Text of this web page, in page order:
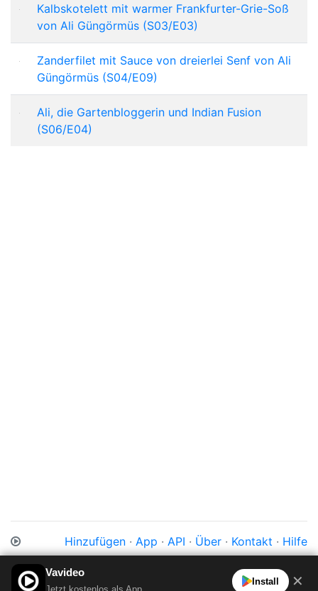
Kalbskotelett mit warmer Frankfurter-Grie-Soß
von Ali Güngörmüs (S03/E03)
Zanderfilet mit Sauce von dreierlei Senf von Ali
Güngörmüs (S04/E09)
Ali, die Gartenbloggerin und Indian Fusion
(S06/E04)
Hinzufügen · App · API · Über · Kontakt · Hilfe
Impressum
Vavideo
Install ✕